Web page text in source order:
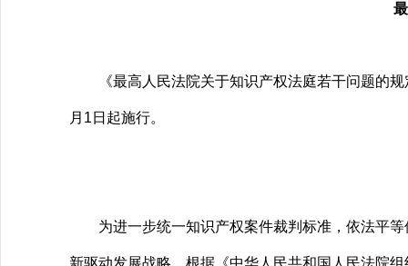
《最高人民法院关于知识产权法庭若干问题的规
月1日起施行。
为进一步统一知识产权案件裁判标准，依法平等
新驱动发展战略，根据《中华人民共和国人民法院